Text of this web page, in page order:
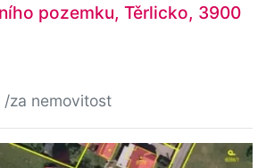
pozemku, Těrlicko, 3900
/za nemovitost